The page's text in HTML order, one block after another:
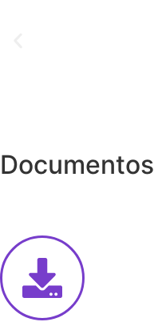
Documentos